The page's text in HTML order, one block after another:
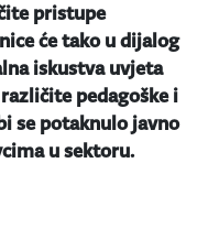
pristupe
će tako u dijalog
iskustva uvjeta
pedagoške i
se potaknulo javno
u sektoru.